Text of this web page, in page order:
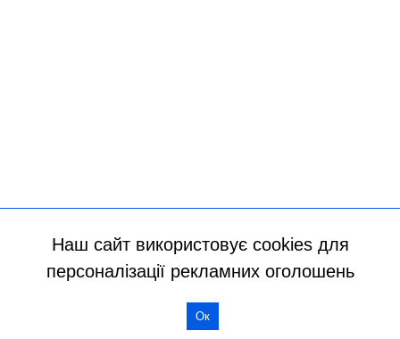
Наш сайт використовує cookies для
персоналізації рекламних оголошень
Ок